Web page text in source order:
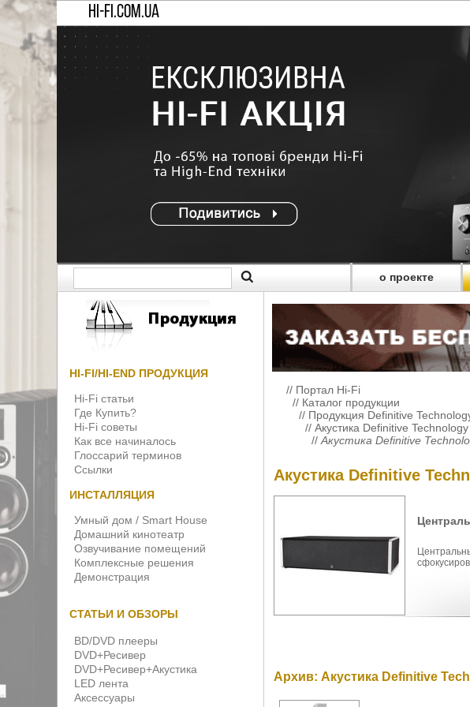
HI-FI.COM.UA
о проекте
HI-FI/HI-END ПРОДУКЦИЯ
Hi-Fi статьи
Где Купить?
Hi-Fi советы
Как все начиналось
Глоссарий терминов
Ссылки
ИНСТАЛЛЯЦИЯ
Умный дом / Smart House
Домашний кинотеатр
Озвучивание помещений
Комплексные решения
Демонстрация
СТАТЬИ И ОБЗОРЫ
BD/DVD плееры
DVD+Ресивер
DVD+Ресивер+Акустика
LED лента
Аксессуары
// Портал Hi-Fi
// Каталог продукции
// Продукция Definitive
// Акустика Definitive
// Акустика Definitive
Акустика Definitive
Архив: Акустика Definitive